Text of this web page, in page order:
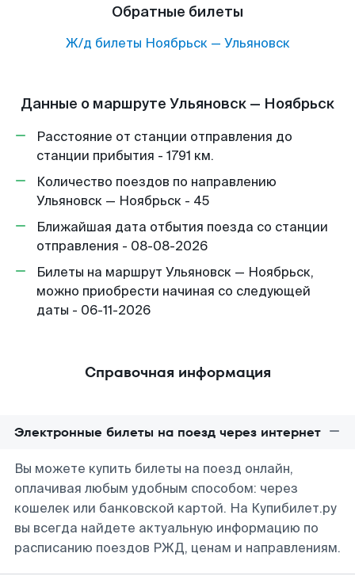
Обратные билеты
Ж/д билеты Ноябрьск— Ульяновск
Данные о маршруте Ульяновск — Ноябрьск
Расстояние от станции отправления до
станции прибытия - 1791 км.
Количество поездов по направлению
Ульяновск — Ноябрьск - 45
Ближайшая дата отбытия поезда со станции
отправления - 08-08-2026
Билеты на маршрут Ульяновск — Ноябрьск,
можно приобрести начиная со следующей
даты - 06-11-2026
Справочная информация
Электронные билеты на поезд через интернет
Вы можете купить билеты на поезд онлайн,
оплачивая любым удобным способом: через
кошелек или банковской картой. На Купибилет.ру
вы всегда найдете актуальную информацию по
расписанию поездов РЖД, ценам и направлениям.